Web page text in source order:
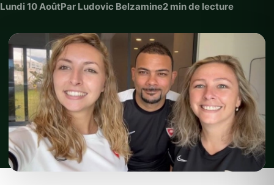
Lundi 10 AoûtPar Ludovic Belzamine2 min de lecture